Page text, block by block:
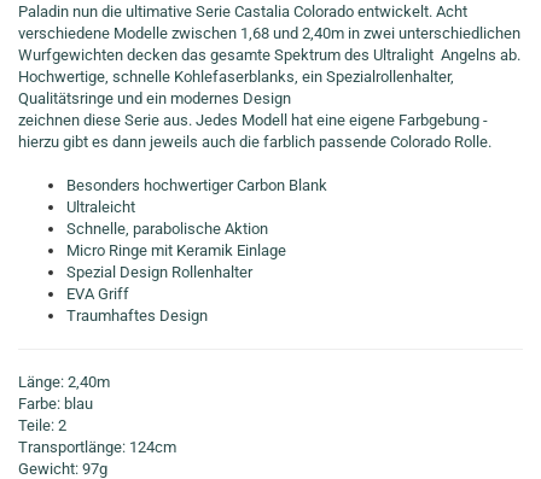
Paladin nun die ultimative Serie Castalia Colorado entwickelt. Acht
verschiedene Modelle zwischen 1,68 und 2,40m in zwei unterschiedlichen
Wurfgewichten decken das gesamte Spektrum des Ultralight Angelns ab.
Hochwertige, schnelle Kohlefaserblanks, ein Spezialrollenhalter,
Qualitätsringe und ein modernes Design
zeichnen diese Serie aus. Jedes Modell hat eine eigene Farbgebung -
hierzu gibt es dann jeweils auch die farblich passende Colorado Rolle.
Besonders hochwertiger Carbon Blank
Ultraleicht
Schnelle, parabolische Aktion
Micro Ringe mit Keramik Einlage
Spezial Design Rollenhalter
EVA Griff
Traumhaftes Design
Länge: 2,40m
Farbe: blau
Teile: 2
Transportlänge: 124cm
Gewicht: 97g